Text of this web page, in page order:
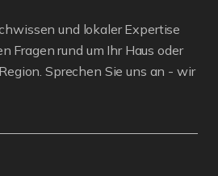
und lokaler Expertise
Fragen rund um Ihr Haus oder
Sprechen Sie uns an - wir